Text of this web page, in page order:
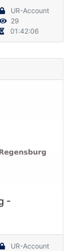
UR-Account
29
01:42:06
-
UR-Account